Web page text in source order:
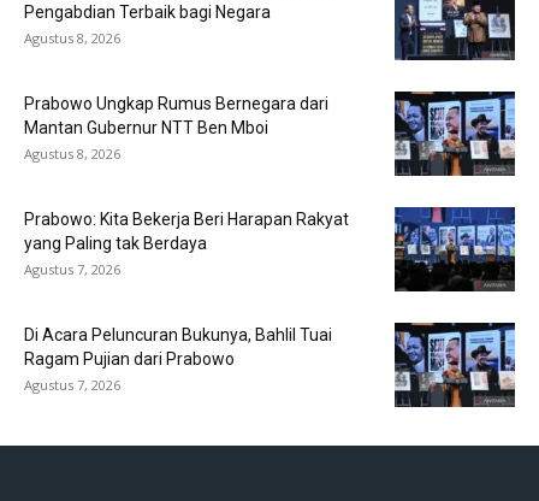
Pengabdian Terbaik bagi Negara
Agustus 8, 2026
Prabowo Ungkap Rumus Bernegara dari
Mantan Gubernur NTT Ben Mboi
Agustus 8, 2026
Prabowo: Kita Bekerja Beri Harapan Rakyat
yang Paling tak Berdaya
Agustus 7, 2026
Di Acara Peluncuran Bukunya, Bahlil Tuai
Ragam Pujian dari Prabowo
Agustus 7, 2026